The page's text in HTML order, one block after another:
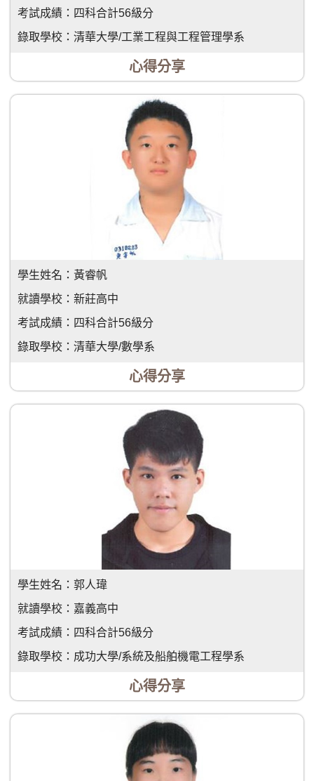
考試成績： 四科合計56級分
錄取學校： 清華大學/工業工程與工程管理學系
心得分享
學生姓名： 黃睿帆
就讀學校： 新莊高中
考試成績： 四科合計56級分
錄取學校： 清華大學/數學系
心得分享
學生姓名： 郭人瑋
就讀學校： 嘉義高中
考試成績： 四科合計56級分
錄取學校： 成功大學/系統及船舶機電工程學系
心得分享